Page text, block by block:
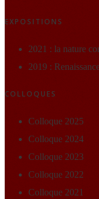
EXPOSITIONS
2021 : la nature
2019 :
COLLOQUES
Colloque 2025
Colloque 2024
Colloque 2023
Colloque 2022
Colloque 2021